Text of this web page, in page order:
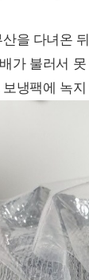
을 다녀온
가 불러서
냉팩에 녹